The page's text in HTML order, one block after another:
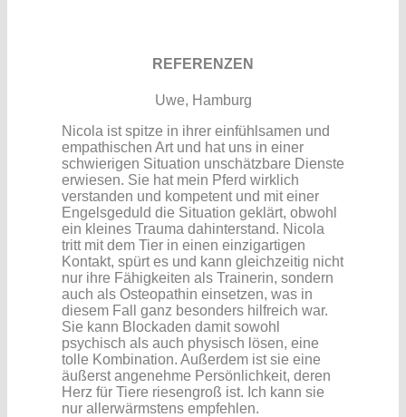
REFERENZEN
Uwe, Hamburg
Nicola ist spitze in ihrer einfühlsamen und
empathischen Art und hat uns in einer
schwierigen Situation unschätzbare Dienste
erwiesen. Sie hat mein Pferd wirklich
verstanden und kompetent und mit einer
Engelsgeduld die Situation geklärt, obwohl
ein kleines Trauma dahinterstand. Nicola
tritt mit dem Tier in einen einzigartigen
Kontakt, spürt es und kann gleichzeitig nicht
nur ihre Fähigkeiten als Trainerin, sondern
auch als Osteopathin einsetzen, was in
diesem Fall ganz besonders hilfreich war.
Sie kann Blockaden damit sowohl
psychisch als auch physisch lösen, eine
tolle Kombination. Außerdem ist sie eine
äußerst angenehme Persönlichkeit, deren
Herz für Tiere riesengroß ist. Ich kann sie
nur allerwärmstens empfehlen.